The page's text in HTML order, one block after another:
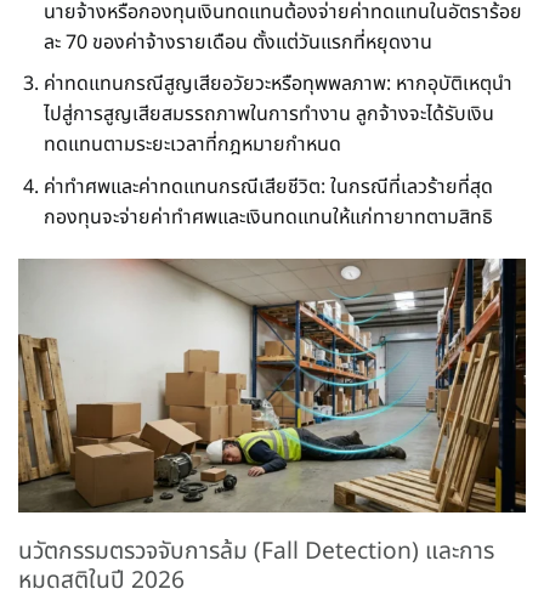
นายจ้างหรือกองทุนเงินทดแทนต้องจ่ายค่าทดแทนในอัตราร้อย
ละ 70 ของค่าจ้างรายเดือน ตั้งแต่วันแรกที่หยุดงาน
ค่าทดแทนกรณีสูญเสียอวัยวะหรือทุพพลภาพ: หากอุบัติเหตุนำ
ไปสู่การสูญเสียสมรรถภาพในการทำงาน ลูกจ้างจะได้รับเงิน
ทดแทนตามระยะเวลาที่กฎหมายกำหนด
ค่าทำศพและค่าทดแทนกรณีเสียชีวิต: ในกรณีที่เลวร้ายที่สุด
กองทุนจะจ่ายค่าทำศพและเงินทดแทนให้แก่ทายาทตามสิทธิ
นวัตกรรมตรวจจับการล้ม (Fall Detection) และการ
หมดสติในปี 2026